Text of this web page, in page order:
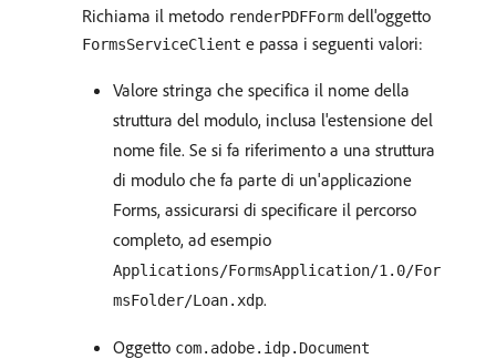
Richiama il metodo renderPDFForm dell'oggetto
FormsServiceClient e passa i seguenti valori:
Valore stringa che specifica il nome della
struttura del modulo, inclusa l'estensione del
nome file. Se si fa riferimento a una struttura
di modulo che fa parte di un'applicazione
Forms, assicurarsi di specificare il percorso
completo, ad esempio
Applications/FormsApplication/1.0/For
msFolder/Loan.xdp.
Oggetto com.adobe.idp.Document